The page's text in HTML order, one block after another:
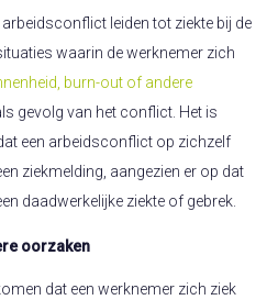
leiden tot ziekte bij de
waarin de werknemer zich
burn-out of andere
gevolg van het conflict. Het is
een arbeidsconflict op zichzelf
ziekmelding, aangezien er op dat
daadwerkelijke ziekte of gebrek.
oorzaken
dat een werknemer zich ziek